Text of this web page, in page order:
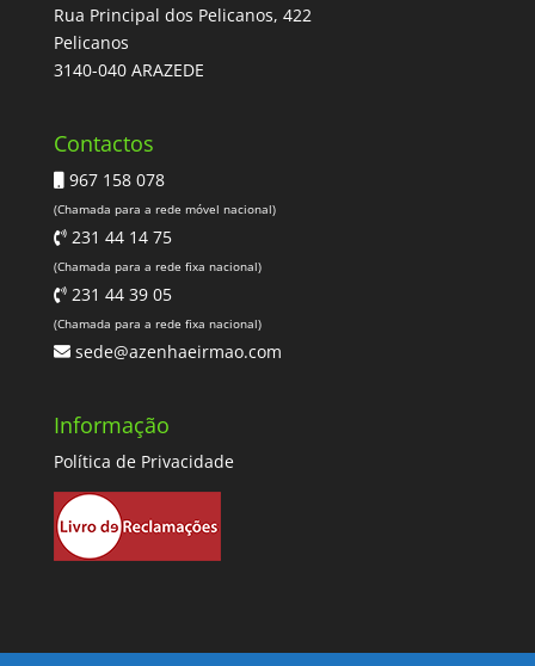
Rua Principal dos Pelicanos, 422
Pelicanos
3140-040 ARAZEDE
Contactos
967 158 078
(Chamada para a rede móvel nacional)
231 44 14 75
(Chamada para a rede fixa nacional)
231 44 39 05
(Chamada para a rede fixa nacional)
sede@azenhaeirmao.com
Informação
Política de Privacidade